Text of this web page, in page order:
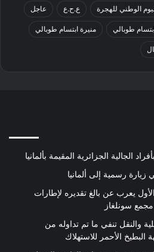
الوطني للهجرة ع.ح.ع عاجل
طوبالي منيرة ابتسام طوبالي
الجالية الجزائرية المقيمة بألمانيا
رسمية إلى ألمانيا
يعرب عن بالغ تقديره لإطارات
سونلغاز
والنقل تنفي ما تم تداوله من
الأحمر للاستهلاك